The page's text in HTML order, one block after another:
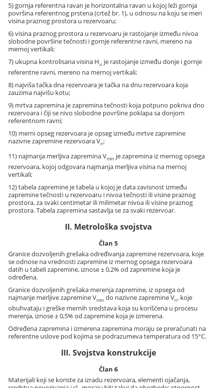
5) gornja referentna ravan je horizontalna ravan u kojoj leži gornja
površina referentnog prstena (crtež br. 1), u odnosu na koju se meri
visina praznog prostora u rezervoaru;
6) visina praznog prostora u rezervoaru je rastojanje između nivoa
slobodne površine tečnosti i gornje referentne ravni, mereno na
mernoj vertikali;
7) ukupna kontrolisana visina Hu je rastojanje između donje i gornje
referentne ravni, mereno na mernoj vertikali;
8) najviša tačka dna rezervoara je tačka na dnu rezervoara koja
zauzima najvišu kotu;
9) mrtva zapremina je zapremina tečnosti koja potpuno pokriva dno
rezervoara i čiji se nivo slobodne površine poklapa sa donjom
referentnom ravni;
10) merni opseg rezervoara je opseg između mrtve zapremine
nazivne zapremine rezervoara Vn;
11) najmanja merljiva zapremina Vmin je zapremina iz mernog opsega
rezervoara, kojoj odgovara najmanja merljiva visina na mernoj
vertikali;
12) tabela zapremine je tabela u kojoj je data zavisnost između
zapremine tečnosti u rezervoaru i nivoa tečnosti ili visine praznog
prostora, za svaki centimetar ili milimetar nivoa ili visine praznog
prostora. Tabela zapremina sastavlja se za svaki rezervoar.
II. Metrološka svojstva
Član 5
Granice dozvoljenih grešaka određivanja zapremine rezervoara, koje
se odnose na vrednosti zapremine iz mernog opsega rezervoara
datih u tabeli zapremine, iznose ± 0,2% od zapremine koja je
određena.
Granice dozvoljenih grešaka merenja zapremine, iz opsega od
najmanje merljive zapremine Vmin do nazivne zapremine Vn, koje
obuhvataju i greške mernih sredstava koja su korišćena u procesu
merenja, iznose ± 0,5% od zapremine koja je izmerena.
Određena zapremina i izmerena zapremina moraju se preračunati na
referentne uslove pod kojima se podrazumeva temperatura od 15°C.
III. Svojstva konstrukcije
Član 6
Materijali koji se koriste za izradu rezervoara, elementi ojačanja,